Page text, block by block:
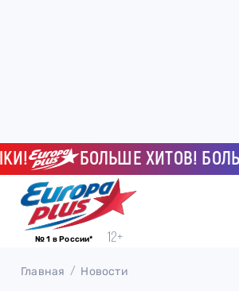
БОЛЬШЕ ХИТОВ!
№ 1 в России*
Главная Новости